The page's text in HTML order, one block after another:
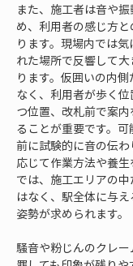
また、施工者は音や
め、利用者の感じ方
ります。現場内では
れた場所で反響して
ります。仮囲いの内
なく、利用者が歩く
つ位置、改札前で案
ることが重要です。
前に試験的に音の伝
応じて作業方法や養
では、施工エリアの
はなく、駅全体に与
姿勢が求められます。
騒音や粉じんのクレ